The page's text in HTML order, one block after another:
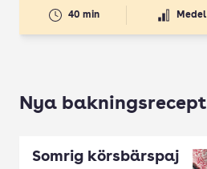
40 min Medel
Nya bakningsrecept
Somrig körsbärspaj